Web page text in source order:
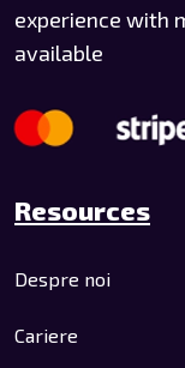
experience with
available
Resources
Despre noi
Cariere